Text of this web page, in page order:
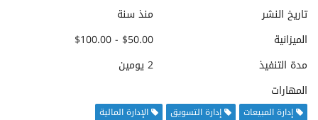
تاريخ النشر
منذ سنة
الميزانية
$50.00 - $100.00
مدة التنفيذ
2 يومين
المهارات
إدارة المبيعات إدارة التسويق
الإدارة المالية